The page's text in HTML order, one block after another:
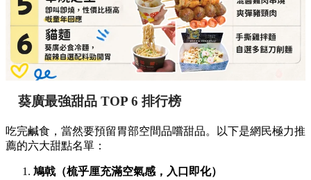
葵廣最強甜品 TOP 6 排行榜
吃完鹹食，當然要預留胃部空間品嚐甜品。以下是網民極力推
薦的六大甜點名單：
鳩戟（梳乎厘充滿空氣感，入口即化）